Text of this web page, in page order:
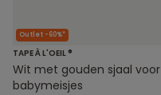
Outlet -60%*
TAPE À L'OEIL ®
Wit met gouden sjaal voor
babymeisjes